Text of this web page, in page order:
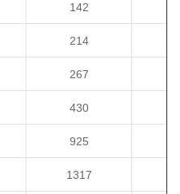
142
214
267
430
925
1317